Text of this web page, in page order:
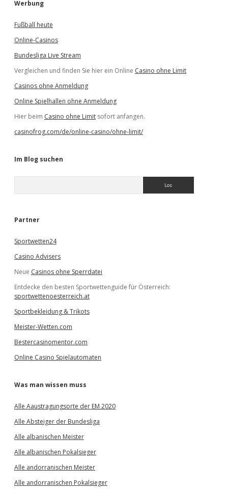
Werbung
Fußball heute
Online-Casinos
Bundesliga Live Stream
Vergleichen und finden Sie hier ein Online Casino ohne Limit
Casinos ohne Anmeldung
Online Spielhallen ohne Anmeldung
Hier beim Casino ohne Limit sofort anfangen.
casinofrog.com/de/online-casino/ohne-limit/
Im Blog suchen
e
Partner
Sportwetten24
Casino Advisers
Neue Casinos ohne Sperrdatei
Entdecke den besten Sportwettenguide für Österreich:
sportwettenoesterreich.at
Sportbekleidung & Trikots
Meister-Wetten.com
Bestercasinomentor.com
Online Casino Spielautomaten
Was man wissen muss
Alle Aaustragungsorte der EM 2020
Alle Absteiger der Bundesliga
Alle albanischen Meister
Alle albanischen Pokalsieger
Alle andorranischen Meister
Alle andorranischen Pokalsieger